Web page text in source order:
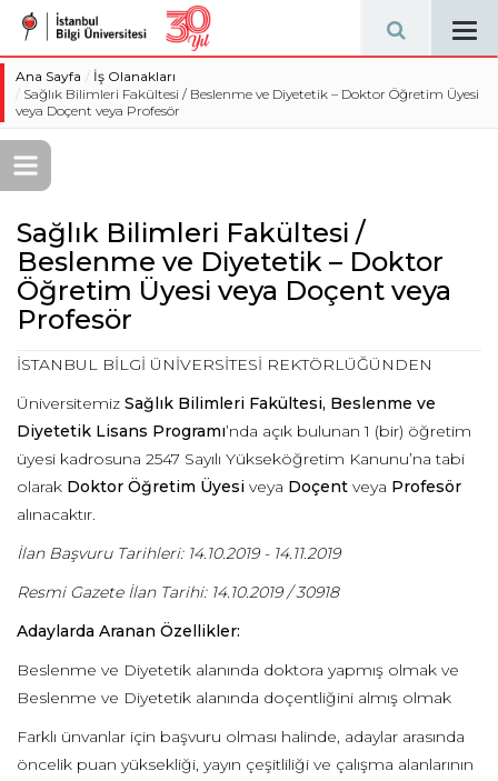
Ana Sayfa
İş Olanakları
Sağlık Bilimleri Fakültesi / Beslenme ve Diyetetik – Doktor Öğretim Üyesi
veya Doçent veya Profesör
Sağlık Bilimleri Fakültesi /
Beslenme ve Diyetetik – Doktor
Öğretim Üyesi veya Doçent veya
Profesör
İSTANBUL BİLGİ ÜNİVERSİTESİ REKTÖRLÜĞÜNDEN
Üniversitemiz Sağlık Bilimleri Fakültesi, Beslenme ve
Diyetetik Lisans Programı’nda açık bulunan 1 (bir) öğretim
üyesi kadrosuna 2547 Sayılı Yükseköğretim Kanunu’na tabi
olarak Doktor Öğretim Üyesi veya Doçent veya Profesör
alınacaktır.
İlan Başvuru Tarihleri: 14.10.2019 - 14.11.2019
Resmi Gazete İlan Tarihi: 14.10.2019 / 30918
Adaylarda Aranan Özellikler:
Beslenme ve Diyetetik alanında doktora yapmış olmak ve
Beslenme ve Diyetetik alanında doçentliğini almış olmak
Farklı ünvanlar için başvuru olması halinde, adaylar arasında
öncelik puan yüksekliği, yayın çeşitliliği ve çalışma alanlarının